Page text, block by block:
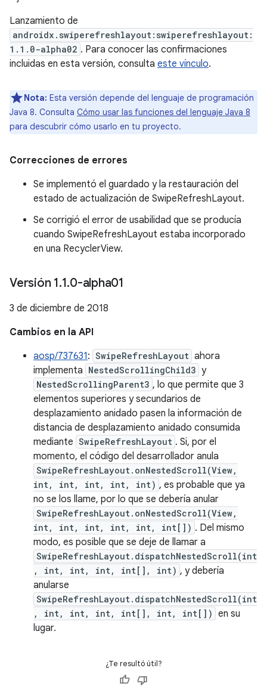
Lanzamiento de
androidx.swiperefreshlayout:swiperefreshlayout:
1.1.0-alpha02 . Para conocer las confirmaciones
incluidas en esta versión, consulta este vínculo.
Nota: Esta versión depende del lenguaje de programación
Java 8. Consulta Cómo usar las funciones del lenguaje Java 8
para descubrir cómo usarlo en tu proyecto.
Correcciones de errores
Se implementó el guardado y la restauración del
estado de actualización de SwipeRefreshLayout.
Se corrigió el error de usabilidad que se producía
cuando SwipeRefreshLayout estaba incorporado
en una RecyclerView.
Versión 1.1.0-alpha01
3 de diciembre de 2018
Cambios en la API
aosp/737631: SwipeRefreshLayout ahora
implementa NestedScrollingChild3 y
NestedScrollingParent3 , lo que permite que 3
elementos superiores y secundarios de
desplazamiento anidado pasen la información de
distancia de desplazamiento anidado consumida
mediante SwipeRefreshLayout . Si, por el
momento, el código del desarrollador anula
SwipeRefreshLayout.onNestedScroll(View,
int, int, int, int, int) , es probable que ya
no se los llame, por lo que se debería anular
SwipeRefreshLayout.onNestedScroll(View,
int, int, int, int, int, int[]) . Del mismo
modo, es posible que se deje de llamar a
SwipeRefreshLayout.dispatchNestedScroll(int
, int, int, int, int[], int) , y debería
anularse
SwipeRefreshLayout.dispatchNestedScroll(int
, int, int, int, int[], int, int[]) en su
lugar.
¿Te resultó útil?